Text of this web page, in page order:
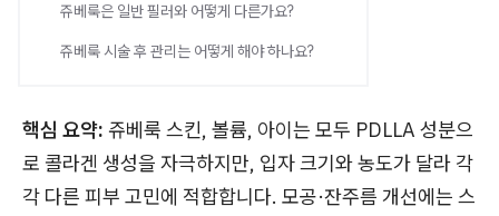
쥬베룩은 일반 필러와 어떻게 다른가요?
쥬베룩 시술 후 관리는 어떻게 해야 하나요?
핵심 요약: 쥬베룩 스킨, 볼륨, 아이는 모두 PDLLA 성분으
로 콜라겐 생성을 자극하지만, 입자 크기와 농도가 달라 각
각 다른 피부 고민에 적합합니다. 모공·잔주름 개선에는 스